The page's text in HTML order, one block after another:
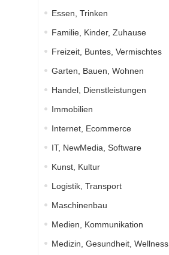
Essen, Trinken
Familie, Kinder, Zuhause
Freizeit, Buntes, Vermischtes
Garten, Bauen, Wohnen
Handel, Dienstleistungen
Immobilien
Internet, Ecommerce
IT, NewMedia, Software
Kunst, Kultur
Logistik, Transport
Maschinenbau
Medien, Kommunikation
Medizin, Gesundheit, Wellness